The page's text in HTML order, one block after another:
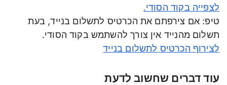
לצפייה בקוד הסודי.
טיפ: אם צירפתם את הכרטיס לתשלום בנייד, בעת
תשלום מהנייד אין צורך להשתמש בקוד הסודי.
לצירוף הכרטיס לתשלום בנייד
עוד דברים שחשוב לדעת